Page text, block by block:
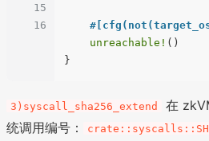
15
16
unreachable! ()
3)syscall_sha256_extend
在
统调用编号：